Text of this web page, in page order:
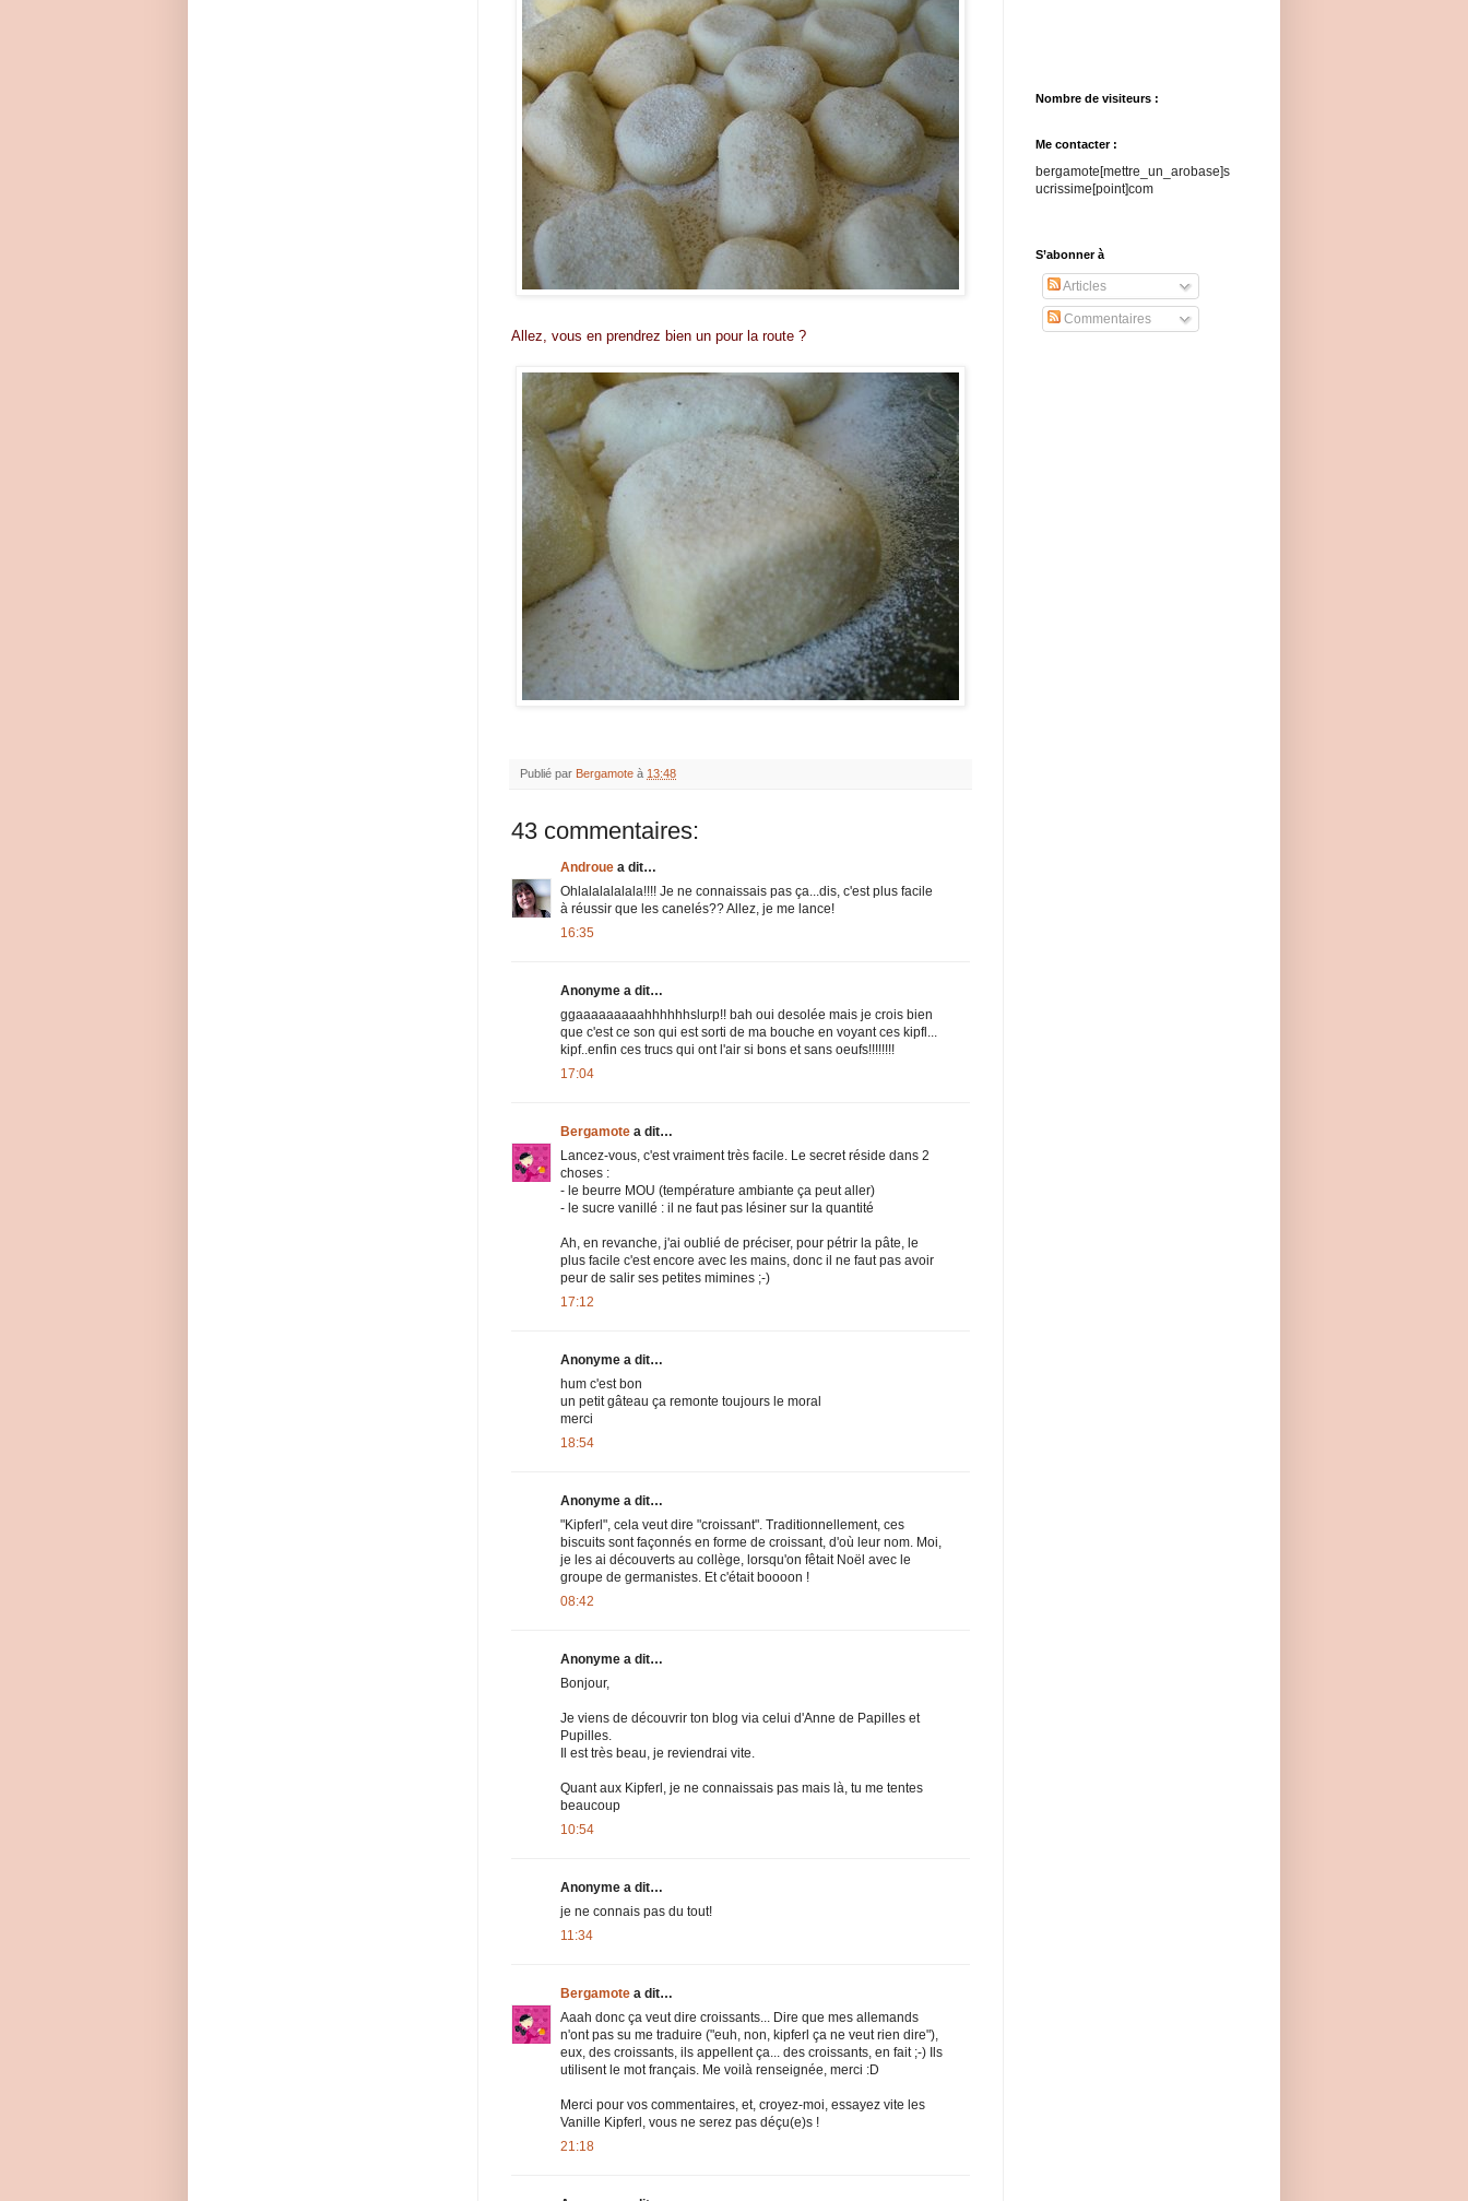
Allez, vous en prendrez bien un pour la route ?
Publié par Bergamote à 13:48
43 commentaires:
Androue a dit…
Ohlalalalalala!!!! Je ne connaissais pas ça...dis, c'est plus facile
à réussir que les canelés?? Allez, je me lance!
16:35
Anonyme a dit…
ggaaaaaaaaahhhhhhslurp!! bah oui desolée mais je crois bien
que c'est ce son qui est sorti de ma bouche en voyant ces kipfl...
kipf..enfin ces trucs qui ont l'air si bons et sans oeufs!!!!!!!!
17:04
Bergamote a dit…
Lancez-vous, c'est vraiment très facile. Le secret réside dans 2
choses :
- le beurre MOU (température ambiante ça peut aller)
- le sucre vanillé : il ne faut pas lésiner sur la quantité
Ah, en revanche, j'ai oublié de préciser, pour pétrir la pâte, le
plus facile c'est encore avec les mains, donc il ne faut pas avoir
peur de salir ses petites mimines ;-)
17:12
Anonyme a dit…
hum c'est bon
un petit gâteau ça remonte toujours le moral
merci
18:54
Anonyme a dit…
"Kipferl", cela veut dire "croissant". Traditionnellement, ces
biscuits sont façonnés en forme de croissant, d'où leur nom. Moi,
je les ai découverts au collège, lorsqu'on fêtait Noël avec le
groupe de germanistes. Et c'était boooon !
08:42
Anonyme a dit…
Bonjour,
Je viens de découvrir ton blog via celui d'Anne de Papilles et
Pupilles.
Il est très beau, je reviendrai vite.
Quant aux Kipferl, je ne connaissais pas mais là, tu me tentes
beaucoup
10:54
Anonyme a dit…
je ne connais pas du tout!
11:34
Bergamote a dit…
Aaah donc ça veut dire croissants... Dire que mes allemands
n'ont pas su me traduire ("euh, non, kipferl ça ne veut rien dire"),
eux, des croissants, ils appellent ça... des croissants, en fait ;-) Ils
utilisent le mot français. Me voilà renseignée, merci :D
Merci pour vos commentaires, et, croyez-moi, essayez vite les
Vanille Kipferl, vous ne serez pas déçu(e)s !
21:18
Nombre de visiteurs :
Me contacter :
bergamote[mettre_un_arobase]s
ucrissime[point]com
S’abonner à
Articles
Commentaires